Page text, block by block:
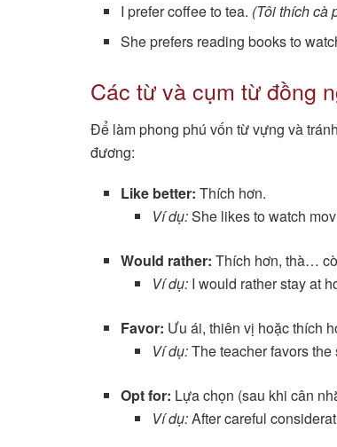
I prefer coffee to tea. (Tôi thích cà
She prefers reading books to
Các từ và cụm từ đồng
Để làm phong phú vốn từ vựng và
đương:
Like better: Thích hơn.
Ví dụ:She likes to watch
Would rather: Thích hơn, thà…
Ví dụ:I would rather stay at
Favor: Ưu ái, thiên vị hoặc thích
Ví dụ:The teacher favors the
Opt for: Lựa chọn (sau khi cân
Ví dụ:After careful